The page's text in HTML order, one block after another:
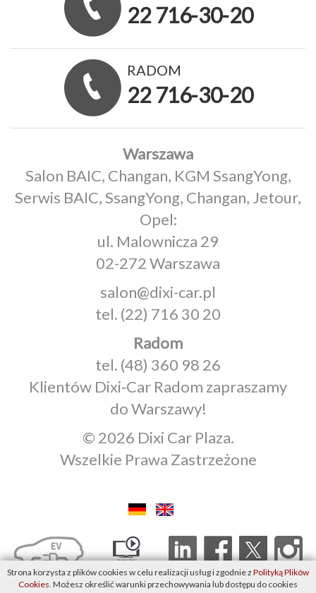
22 716-30-20
RADOM
22 716-30-20
Warszawa
Salon BAIC, Changan, KGM SsangYong,
Serwis BAIC, SsangYong, Changan, Jetour,
Opel:
ul. Malownicza 29
02-272 Warszawa
salon@dixi-car.pl
tel. (22) 716 30 20
Radom
tel. (48) 360 98 26
Klientów Dixi‑Car Radom zapraszamy
do Warszawy!
© 2026 Dixi Car Plaza.
Wszelkie Prawa Zastrzeżone
Strona korzysta z plików cookies w celu realizacji usług i zgodnie z Polityką Plików
Cookies. Możesz określić warunki przechowywania lub dostępu do cookies